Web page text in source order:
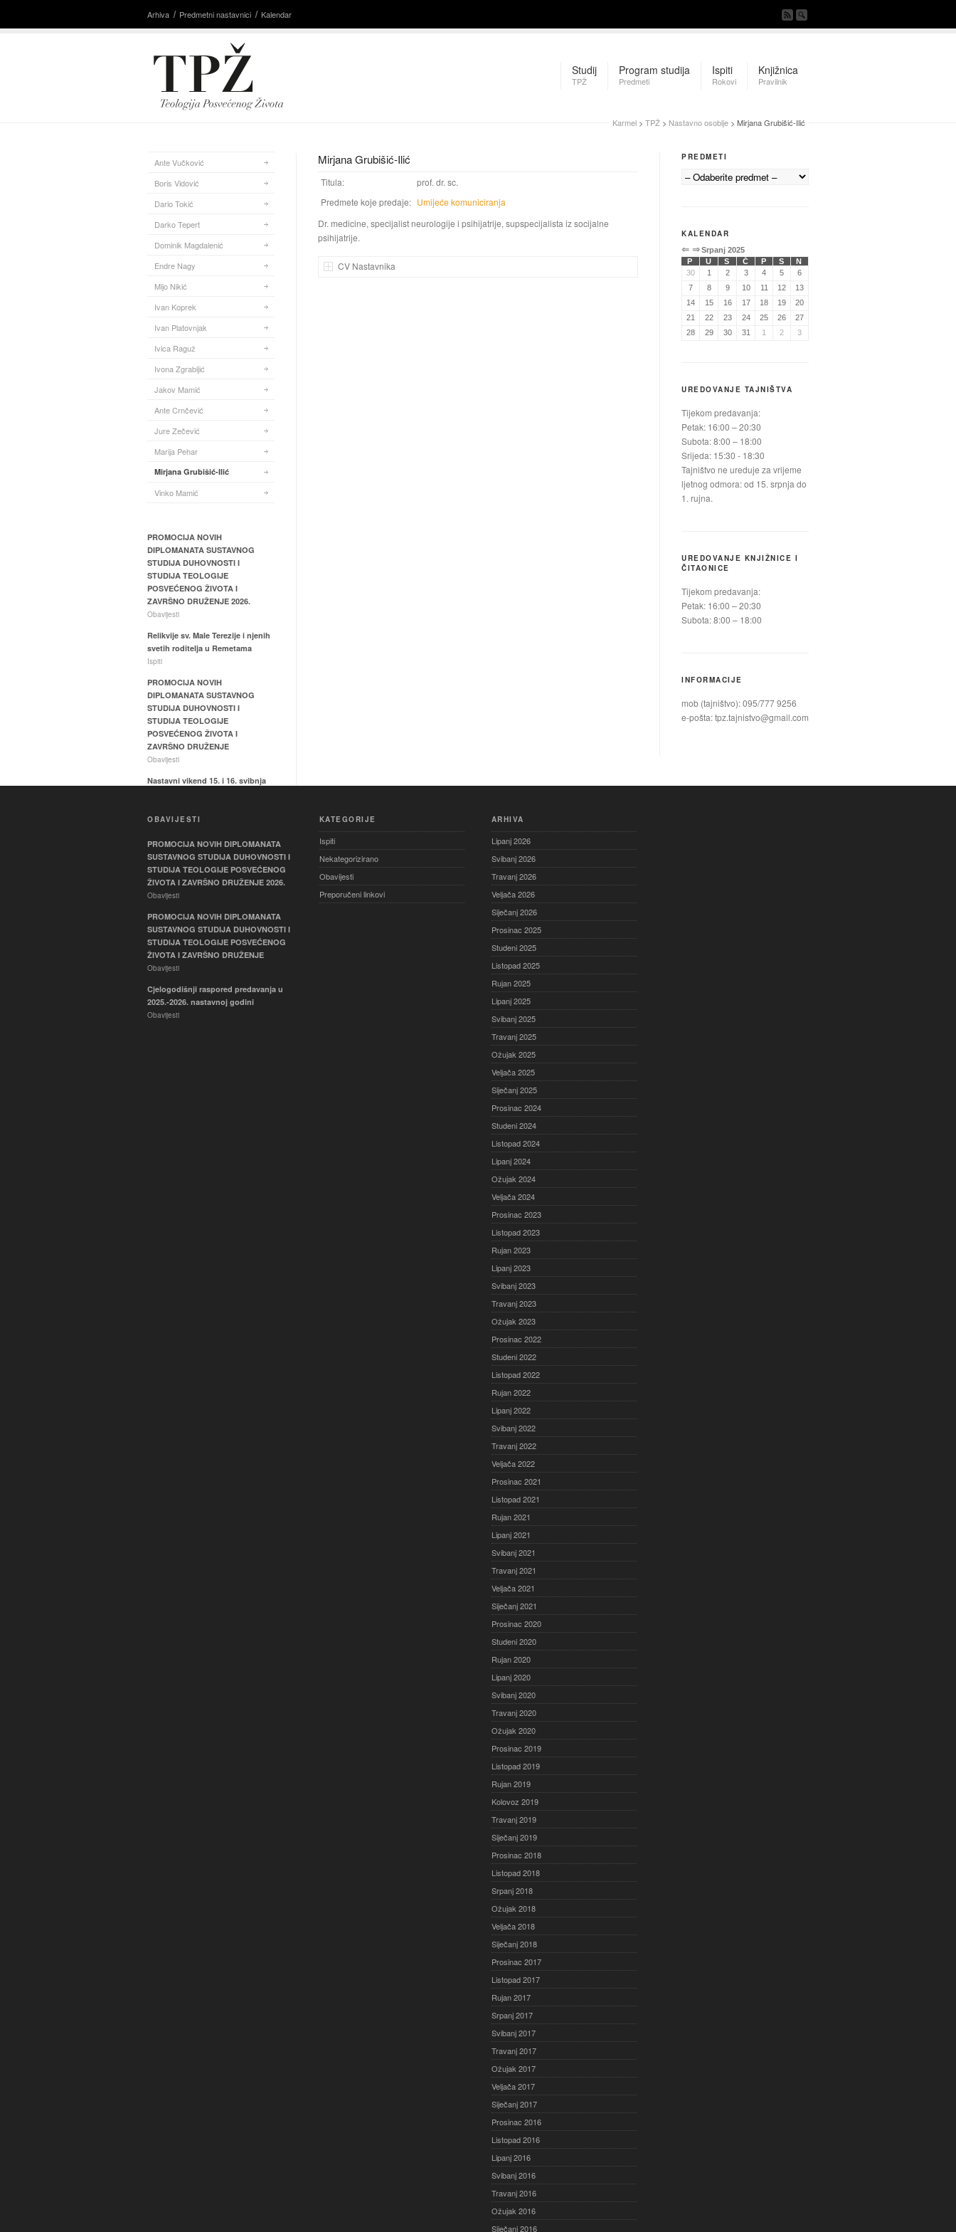
Arhiva Predmetni nastavnici Kalendar
Studij
TPŽ
Program studija
Predmeti
Ispiti
Rokovi
Knjižnica
Pravilnik
Karmel > TPŽ > Nastavno osoblje > Mirjana Grubišić-Ilić
Mirjana Grubišić-Ilić
Titula:
prof. dr. sc.
Predmete koje predaje: Umijeće komuniciranja
Dr. medicine, specijalist neurologije i psihijatrije, supspecijalista iz socijalne
psihijatrije.
CV Nastavnika
Ante Vučković
Boris Vidović
Dario Tokić
Darko Tepert
Dominik Magdalenić
Endre Nagy
Mijo Nikić
Ivan Koprek
Ivan Platovnjak
Ivica Raguž
Ivona Zgrabljić
Jakov Mamić
Ante Crnčević
Jure Zečević
Marija Pehar
Mirjana Grubišić-Ilić
Vinko Mamić
PROMOCIJA NOVIH
DIPLOMANATA SUSTAVNOG
STUDIJA DUHOVNOSTI I
STUDIJA TEOLOGIJE
POSVEĆENOG ŽIVOTA I
ZAVRŠNO DRUŽENJE 2026.
Obavijesti
Relikvije sv. Male Terezije i njenih
svetih roditelja u Remetama
Ispiti
PROMOCIJA NOVIH
DIPLOMANATA SUSTAVNOG
STUDIJA DUHOVNOSTI I
STUDIJA TEOLOGIJE
POSVEĆENOG ŽIVOTA I
ZAVRŠNO DRUŽENJE
Obavijesti
Nastavni vikend 15. i 16. svibnja
Terezije i svetih roditelja Ljudevita
i Zelije u Svetištu Majke Božje
Remetske
Ispiti
PREDMETI
KALENDAR
⇐ ⇒Srpanj 2025
P
U S Č P S
N
30
1 2 3 4 5
6
7
8 9 10 11 12
13
14
15 16 17 18 19
20
21
22 23 24 25 26
27
28
29 30 31 1 2 3
UREDOVANJE TAJNIŠTVA
Tijekom predavanja:
Petak: 16:00 – 20:30
Subota: 8:00 – 18:00
Srijeda: 15:30 - 18:30
Tajništvo ne ureduje za vrijeme
ljetnog odmora: od 15. srpnja do
1. rujna.
UREDOVANJE KNJIŽNICE I
ČITAONICE
Tijekom predavanja:
Petak: 16:00 – 20:30
Subota: 8:00 – 18:00
INFORMACIJE
mob (tajništvo): 095/777 9256
e-pošta:tpz.tajnistvo@gmail.com
OBAVIJESTI
PROMOCIJA NOVIH DIPLOMANATA
SUSTAVNOG STUDIJA DUHOVNOSTI I
STUDIJA TEOLOGIJE POSVEĆENOG
ŽIVOTA I ZAVRŠNO DRUŽENJE 2026.
Obavijesti
PROMOCIJA NOVIH DIPLOMANATA
SUSTAVNOG STUDIJA DUHOVNOSTI I
STUDIJA TEOLOGIJE POSVEĆENOG
ŽIVOTA I ZAVRŠNO DRUŽENJE
Obavijesti
Cjelogodišnji raspored predavanja u
2025.-2026. nastavnoj godini
Obavijesti
KATEGORIJE
Ispiti
Nekategorizirano
Obavijesti
Preporučeni linkovi
ARHIVA
Lipanj 2026
Svibanj 2026
Travanj 2026
Veljača 2026
Siječanj 2026
Prosinac 2025
Studeni 2025
Listopad 2025
Rujan 2025
Lipanj 2025
Svibanj 2025
Travanj 2025
Ožujak 2025
Veljača 2025
Siječanj 2025
Prosinac 2024
Studeni 2024
Listopad 2024
Lipanj 2024
Ožujak 2024
Veljača 2024
Prosinac 2023
Listopad 2023
Rujan 2023
Lipanj 2023
Svibanj 2023
Travanj 2023
Ožujak 2023
Prosinac 2022
Studeni 2022
Listopad 2022
Rujan 2022
Lipanj 2022
Svibanj 2022
Travanj 2022
Veljača 2022
Prosinac 2021
Listopad 2021
Rujan 2021
Lipanj 2021
Svibanj 2021
Travanj 2021
Veljača 2021
Siječanj 2021
Prosinac 2020
Studeni 2020
Rujan 2020
Lipanj 2020
Svibanj 2020
Travanj 2020
Ožujak 2020
Prosinac 2019
Listopad 2019
Rujan 2019
Kolovoz 2019
Travanj 2019
Siječanj 2019
Prosinac 2018
Listopad 2018
Srpanj 2018
Ožujak 2018
Veljača 2018
Siječanj 2018
Prosinac 2017
Listopad 2017
Rujan 2017
Srpanj 2017
Svibanj 2017
Travanj 2017
Ožujak 2017
Veljača 2017
Siječanj 2017
Prosinac 2016
Listopad 2016
Lipanj 2016
Svibanj 2016
Travanj 2016
Ožujak 2016
Siječanj 2016